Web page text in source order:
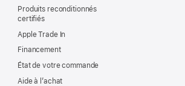
Produits reconditionnés
certifiés
Apple Trade In
Financement
État de votre commande
Aide à l’achat